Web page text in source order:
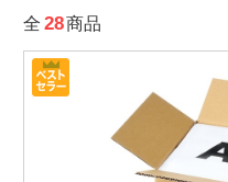
全 28商品